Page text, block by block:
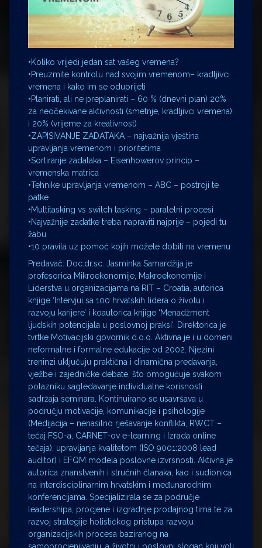
•Koliko vrijedi jedan sat vašeg vremena?
•Preuzmite kontrolu nad svojim vremenom– kradljivci
vremena i kako im se oduprijeti
•Planirati, ali ne preplanirati – 60 % (dnevni plan) 20%
za neočekivane aktivnosti (smetnje, kradljivci vremena)
i 20% (vrijeme za kreativnost)
•ZAPISIVANJE ZADATAKA – najvažnija vještina
upravljanja vremenom i prioritetima
•Sortiranje zadataka – Eisenhowerov princip –
vremenska matrica
•Tehnike upravljanja vremenom – ABC – postroji te
patke
•Multitasking vs switch tasking – paralelni procesi
•Najvažnije zadatke treba napraviti najprije – pojedi tu
žabu
•10 pravila uz pomoć kojih možete dobiti na vremenu
Predavač: Doc.dr.sc. Jasminka Samardžija je
profesorica Mikroekonomije, Makroekonomije i
Liderstva u organizacijama na RIT – Croatia, autorica
knjige ‘Intervjui sa 100 hrvatskih lidera o životu i
razvoju karijere’ i koautorica knjige ‘Menadžment
ljudskih potencijala u poslovnoj praksi’. Direktorica je
tvrtke Motivacijski govornik d.o.o. Aktivna je i u domeni
neformalne i formalne edukacije od 2002. Njezini
treninzi uključuju praktična i dinamična predavanja,
vježbe i zajedničke debate, što omogućuje svakom
polazniku sagledavanje individualne korisnosti
sadržaja seminara. Kontinuirano se usavršava u
području motivacije, komunikacije i psihologije
(Medijacija – nenasilno rješavanje konflikta, RWCT –
tečaj FSO-a, CARNET-ov e-learning i Izrada online
tečaja), upravljanja kvalitetom (ISO 9001:2008 lead
auditor) i EFQM modela poslovne izvrsnosti. Aktivna je
autorica znanstvenih i stručnih članaka, kao i sudionica
na interdisciplinarnim hrvatskim i međunarodnim
konferencijama. Specijalizirala se za područje
leadershipa, procjene i izgradnje prodajnog tima te za
razvoj strategije holističkog pristupa razvoju
organizacijskih procesa baziranog na